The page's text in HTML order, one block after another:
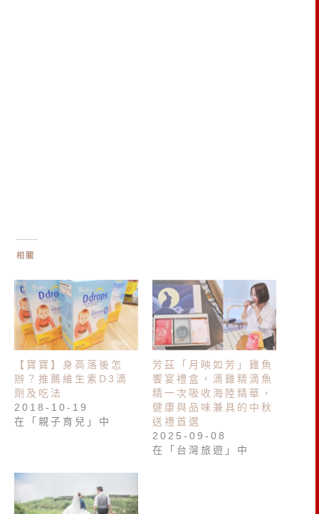
相關
【寶寶】身高落後怎
辦？推薦維生素D3滴
劑及吃法
2018-10-19
在「親子育兒」中
芳茲「月映如芳」雞魚
饗宴禮盒，滴雞精滴魚
精一次吸收海陸精華，
健康與品味兼具的中秋
送禮首選
2025-09-08
在「台灣旅遊」中